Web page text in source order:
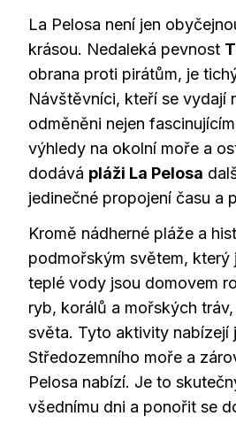
La Pelosa není jen
krásou. Nedaleká pevnost
obrana proti pirátům, je
Návštěvníci, kteří se vydají
odměněni nejen
výhledy na okolní moře a
dodává pláži La Pelosa
jedinečné propojení času a
Kromě nádherné pláže a
podmořským světem, který
teplé vody jsou domovem
ryb, korálů a mořských
světa. Tyto aktivity
Středozemního moře a
Pelosa nabízí. Je to
všednímu dni a ponořit se